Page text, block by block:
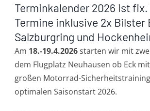
Terminkalender 2026 ist
Termine inklusive 2x Bilster
Salzburgring und
Am 18.-19.4.2026starten wir mit
dem Flugplatz Neuhausen ob Eck
großen Motorrad-
optimalen Saisonstart 2026.